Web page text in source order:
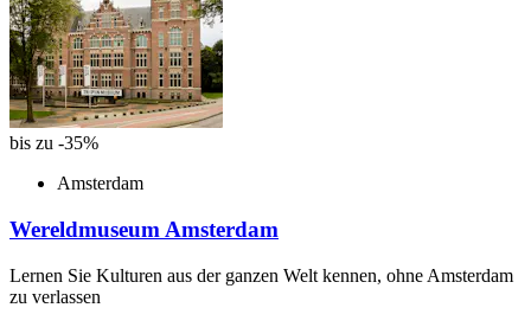
bis zu -35%
Amsterdam
Wereldmuseum Amsterdam
Lernen Sie Kulturen aus der ganzen Welt kennen, ohne Amsterdam
zu verlassen